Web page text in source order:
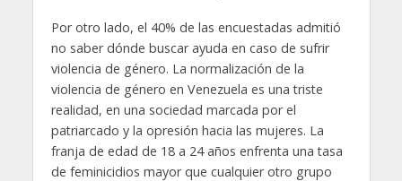
Por otro lado, el 40% de las encuestadas admitió
no saber dónde buscar ayuda en caso de sufrir
violencia de género. La normalización de la
violencia de género en Venezuela es una triste
realidad, en una sociedad marcada por el
patriarcado y la opresión hacia las mujeres. La
franja de edad de 18 a 24 años enfrenta una tasa
de feminicidios mayor que cualquier otro grupo